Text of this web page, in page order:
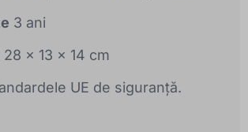
3 ani
28 x 13 x 14 cm
UE de siguranță.